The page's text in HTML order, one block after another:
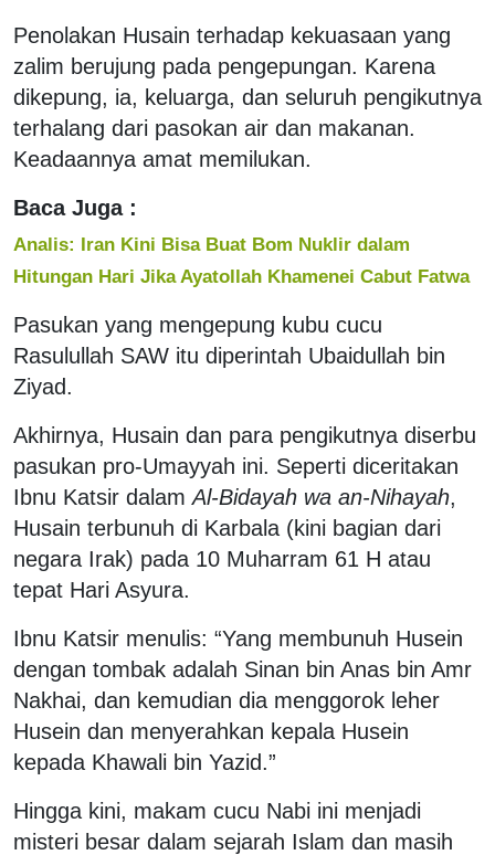
Penolakan Husain terhadap kekuasaan yang
zalim berujung pada pengepungan. Karena
dikepung, ia, keluarga, dan seluruh pengikutnya
terhalang dari pasokan air dan makanan.
Keadaannya amat memilukan.
Baca Juga :
Analis: Iran Kini Bisa Buat Bom Nuklir dalam
Hitungan Hari Jika Ayatollah Khamenei Cabut Fatwa
Pasukan yang mengepung kubu cucu
Rasulullah SAW itu diperintah Ubaidullah bin
Ziyad.
Akhirnya, Husain dan para pengikutnya diserbu
pasukan pro-Umayyah ini. Seperti diceritakan
Ibnu Katsir dalamAl-Bidayah wa an-Nihayah,
Husain terbunuh di Karbala (kini bagian dari
negara Irak) pada 10 Muharram 61 H atau
tepat Hari Asyura.
Ibnu Katsir menulis: “Yang membunuh Husein
dengan tombak adalah Sinan bin Anas bin Amr
Nakhai, dan kemudian dia menggorok leher
Husein dan menyerahkan kepala Husein
kepada Khawali bin Yazid.”
Hingga kini, makam cucu Nabi ini menjadi
misteri besar dalam sejarah Islam dan masih